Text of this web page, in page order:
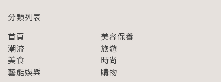
分類列表
首頁
美容保養
潮流
旅遊
美食
時尚
藝能娛樂
購物